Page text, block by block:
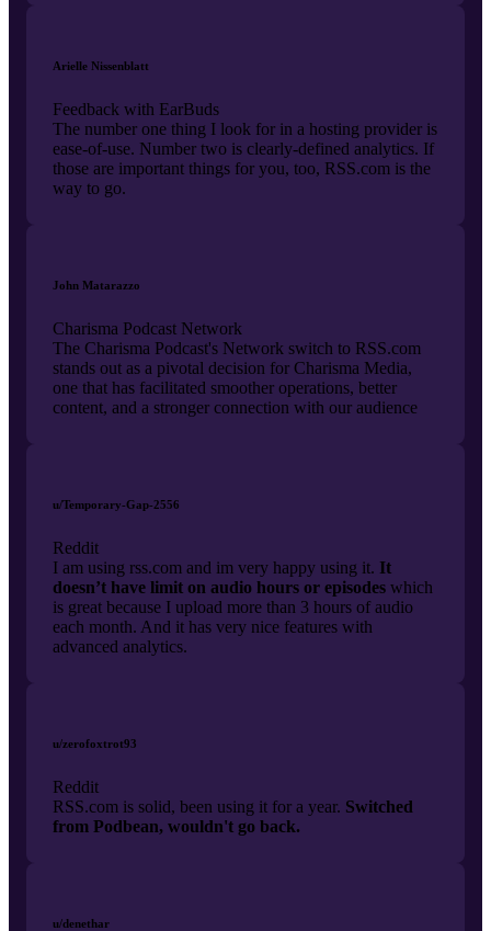
Arielle Nissenblatt
Feedback with EarBuds
The number one thing I look for in a hosting provider is
ease-of-use. Number two is clearly-defined analytics. If
those are important things for you, too, RSS.com is the
way to go.
John Matarazzo
Charisma Podcast Network
The Charisma Podcast's Network switch to RSS.com
stands out as a pivotal decision for Charisma Media,
one that has facilitated smoother operations, better
content, and a stronger connection with our audience
u/Temporary-Gap-2556
Reddit
I am using rss.com and im very happy using it. It
doesn’t have limit on audio hours or episodes which
is great because I upload more than 3 hours of audio
each month. And it has very nice features with
advanced analytics.
u/zerofoxtrot93
Reddit
RSS.com is solid, been using it for a year. Switched
from Podbean, wouldn't go back.
u/denethar